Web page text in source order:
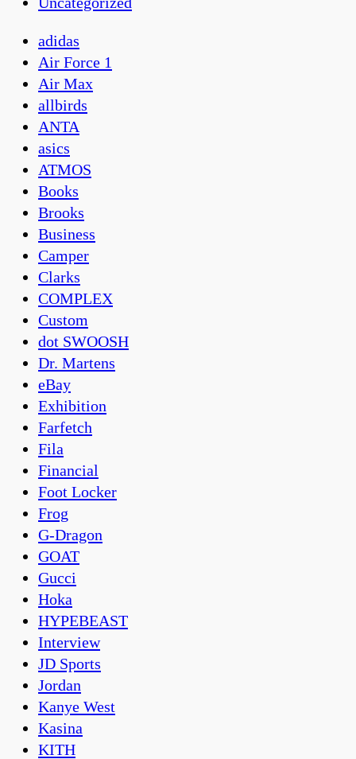
adidas
Air Force 1
Air Max
allbirds
ANTA
asics
ATMOS
Books
Brooks
Business
Camper
Clarks
COMPLEX
Custom
dot SWOOSH
Dr. Martens
eBay
Exhibition
Farfetch
Fila
Financial
Foot Locker
Frog
G-Dragon
GOAT
Gucci
Hoka
HYPEBEAST
Interview
JD Sports
Jordan
Kanye West
Kasina
KITH